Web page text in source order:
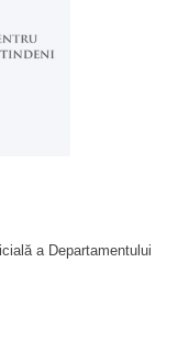
a Departamentului